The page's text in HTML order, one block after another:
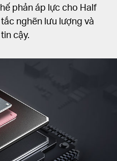
phản áp lực cho Half
nghẽn lưu lượng và
cậy.